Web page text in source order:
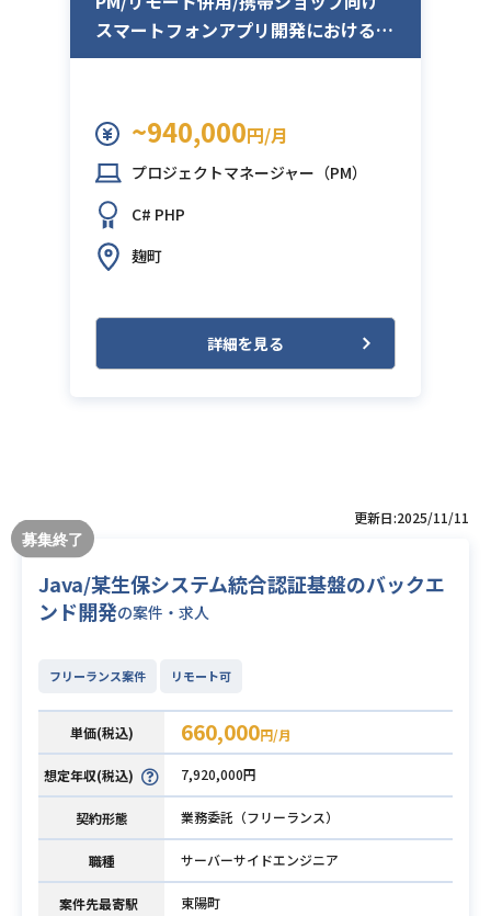
スマートフォンアプリ開発におけるP
M
~940,000円/月
プロジェクトマネージャー（PM）
C# PHP
麹町
詳細を見る
更新日:2025/11/11
Java/某生保システム統合認証基盤のバックエ
ンド開発の案件・求人
フリーランス案件 リモート可
単価(税込) 660,000円/月
想定年収(税込) 7,920,000円
契約形態 業務委託（フリーランス）
職種 サーバーサイドエンジニア
案件先最寄駅 東陽町